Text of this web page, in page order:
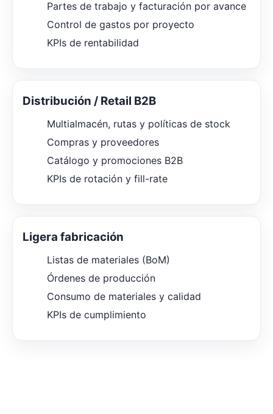
Partes de trabajo y facturación por avance
Control de gastos por proyecto
KPIs de rentabilidad
Distribución / Retail B2B
Multialmacén, rutas y políticas de stock
Compras y proveedores
Catálogo y promociones B2B
KPIs de rotación y fill-rate
Ligera fabricación
Listas de materiales (BoM)
Órdenes de producción
Consumo de materiales y calidad
KPIs de cumplimiento